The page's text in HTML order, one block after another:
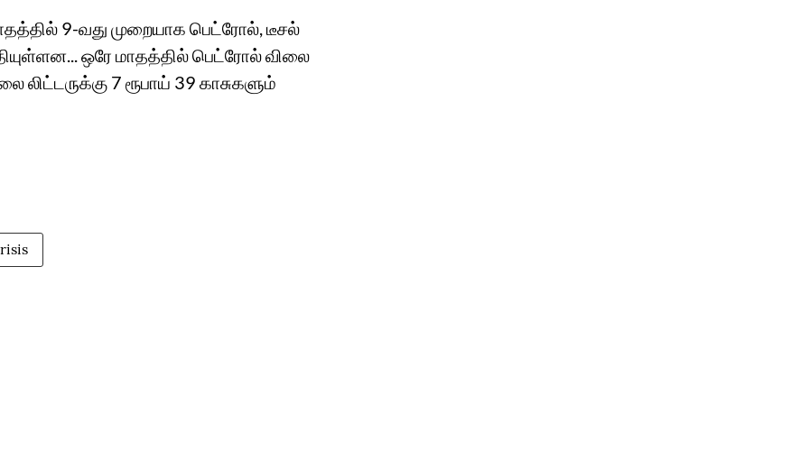
9-வது முறையாக பெட்ரோல், டீசல்
ஒரே மாதத்தில் பெட்ரோல் விலை
லிட்டருக்கு 7 ரூபாய் 39 காசுகளும்